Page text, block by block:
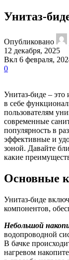
Унитаз-
Опубликовано
12 декабря, 2025
Вкл 6 февраля,
0
Унитаз-биде –
в себе
пользователям
современные
популярность в
эффективные и
зоной. Давайте
какие
Основные
Унитаз-биде
компонентов,
Небольшой
водопроводной
В бачке
нагревом